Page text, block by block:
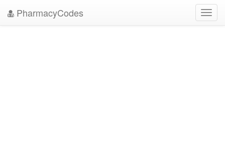
PharmacyCodes